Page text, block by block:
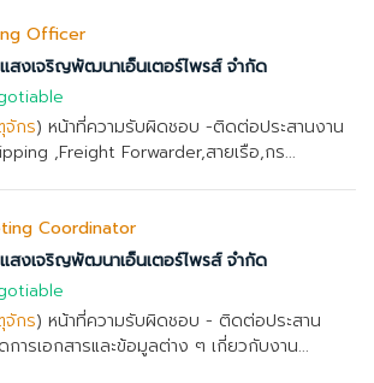
Officer
สงเจริญพัฒนาเอ็นเตอร์ไพรส์ จำกัด
จักร) หน้าที่ความรับผิดชอบ -ติดต่อประสานงาน
,Freight Forwarder,สายเรือ,กร...
Coordinator
สงเจริญพัฒนาเอ็นเตอร์ไพรส์ จำกัด
จักร) หน้าที่ความรับผิดชอบ - ติดต่อประสาน
การเอกสารและข้อมูลต่าง ๆ เกี่ยวกับงาน...